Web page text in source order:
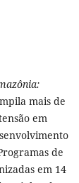
mais de
em
de
em 14